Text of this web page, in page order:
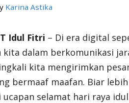
Karina Astika
Idul Fitri – Di era digital
kita dalam berkomunikasi
kita mengirimkan
bermaaf maafan. Biar
ucapan selamat hari raya